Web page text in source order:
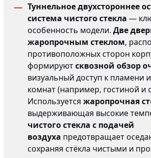
Туннельное двухстороннее
система чистого стекла —
особенность модели. Две
жаропрочным стеклом,
противоположных сторон
формируютсквозной обзор
визуальный доступ к пламени
комнат (например, гостиной и
Используется жаропрочная
выдерживающая высокие
чистого стекла с подачей
воздуха предотвращает
сохраняя стёкла чистыми и